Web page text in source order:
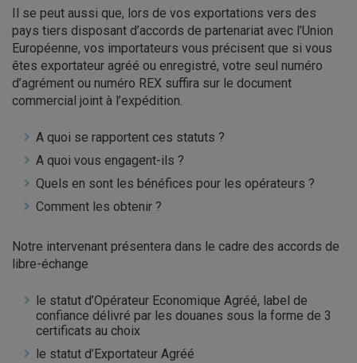
Il se peut aussi que, lors de vos exportations vers des
pays tiers disposant d’accords de partenariat avec l’Union
Européenne, vos importateurs vous précisent que si vous
êtes exportateur agréé ou enregistré, votre seul numéro
d’agrément ou numéro REX suffira sur le document
commercial joint à l’expédition.
A quoi se rapportent ces statuts ?
A quoi vous engagent-ils ?
Quels en sont les bénéfices pour les opérateurs ?
Comment les obtenir ?
Notre intervenant présentera dans le cadre des accords de
libre-échange
le statut d’Opérateur Economique Agréé, label de
confiance délivré par les douanes sous la forme de 3
certificats au choix
le statut d’Exportateur Agréé